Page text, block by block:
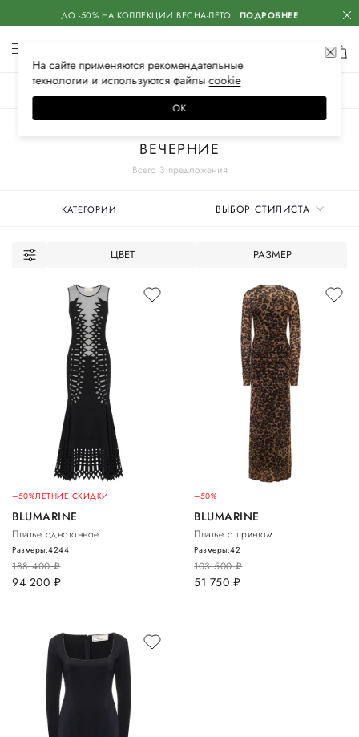
ДО -50% НА КОЛЛЕКЦИИ ВЕСНА-ЛЕТО ПОДРОБНЕЕ
Всего 3 предложения
ВЕЧЕРНИЕ
КАТЕГОРИИ ВЫБОР СТИЛИСТА
ЦВЕТ РАЗМЕР
–50%ЛЕТНИЕ СКИДКИ
BLUMARINE
Платье однотонное
188 400руб.
94 200 руб.
Размеры:4244
–50%
BLUMARINE
Платье с принтом
103 500руб.
51 750 руб.
Размеры:42
На сайте применяются рекомендательные
технологии и используются файлысооkiе
ОК